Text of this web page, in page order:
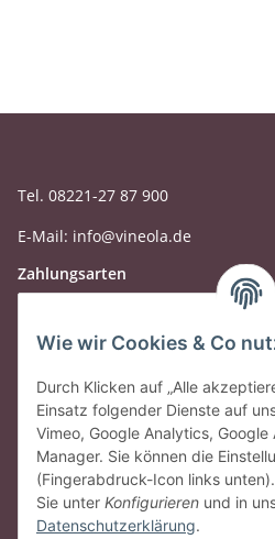
Tel. 08221-27 87 900
E-Mail: info@vineola.de
Zahlungsarten
Wie wir Cookies & Co
Durch Klicken auf „Alle
Einsatz folgender Dienste auf
Vimeo, Google Analytics, Google
Manager. Sie können die
(Fingerabdruck-Icon links
Sie unter Konfigurieren und in
Datenschutzerklärung.